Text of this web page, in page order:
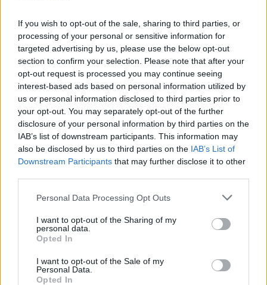
If you wish to opt-out of the sale, sharing to third parties, or
processing of your personal or sensitive information for
targeted advertising by us, please use the below opt-out
section to confirm your selection. Please note that after your
opt-out request is processed you may continue seeing
interest-based ads based on personal information utilized by
us or personal information disclosed to third parties prior to
your opt-out. You may separately opt-out of the further
disclosure of your personal information by third parties on the
IAB’s list of downstream participants. This information may
also be disclosed by us to third parties on the IAB’s List of
Downstream Participants that may further disclose it to other
Please note that this website/app uses one or more Google
not limited to your visit or usage behaviour. You may click to
grant or deny consent to Google and its third-party tags to
use your data for below specified purposes in below Google
consent section.
Personal Data Processing Opt Outs
I want to opt-out of the Sharing of my
personal data.
Opted In
I want to opt-out of the Sale of my
Personal Data.
Opted In
consejos para fotografiar eclipses solares
Un eclipse solar es un espectáculo natural que…
CIENCIA Y TECNOLOGÍA
Cómo elegir una carrera STEAM: perfiles
Descubre cómo elegir la mejor opción en STEAM:…